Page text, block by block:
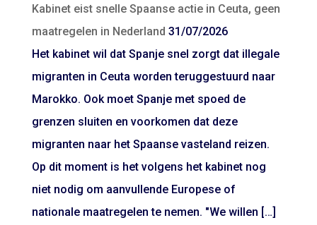
Kabinet eist snelle Spaanse actie in Ceuta, geen
maatregelen in Nederland 31/07/2026
Het kabinet wil dat Spanje snel zorgt dat illegale
migranten in Ceuta worden teruggestuurd naar
Marokko. Ook moet Spanje met spoed de
grenzen sluiten en voorkomen dat deze
migranten naar het Spaanse vasteland reizen.
Op dit moment is het volgens het kabinet nog
niet nodig om aanvullende Europese of
nationale maatregelen te nemen. "We willen […]